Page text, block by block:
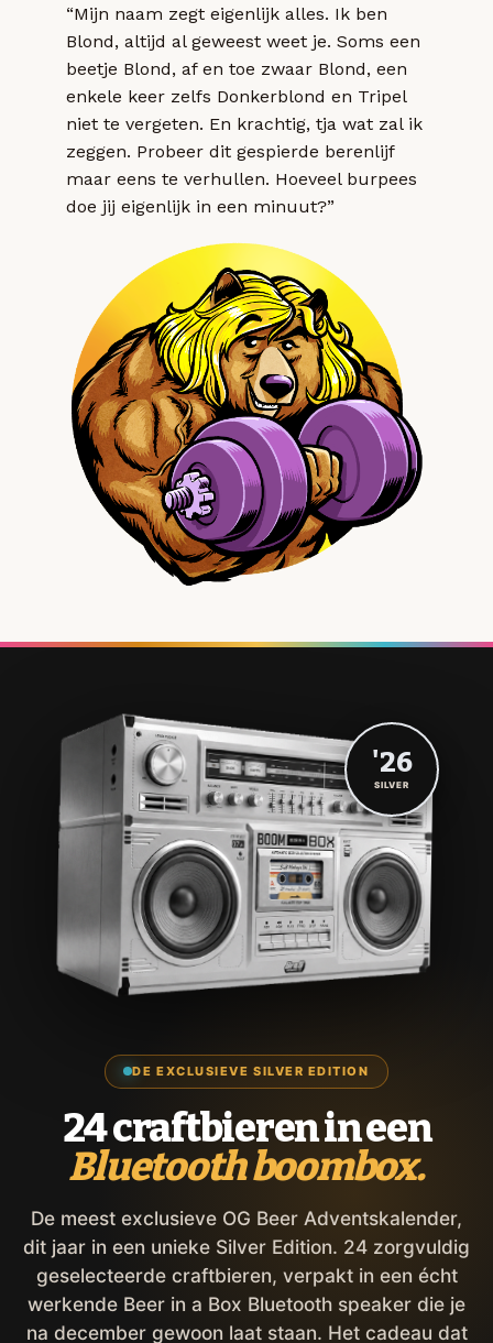
“Mijn naam zegt eigenlijk alles. Ik ben
Blond, altijd al geweest weet je. Soms een
beetje Blond, af en toe zwaar Blond, een
enkele keer zelfs Donkerblond en Tripel
niet te vergeten. En krachtig, tja wat zal ik
zeggen. Probeer dit gespierde berenlijf
maar eens te verhullen. Hoeveel burpees
doe jij eigenlijk in een minuut?”
DE EXCLUSIEVE SILVER EDITION
24 craftbieren in een
Bluetooth boombox.
De meest exclusieve OG Beer Adventskalender,
dit jaar in een unieke Silver Edition. 24 zorgvuldig
geselecteerde craftbieren, verpakt in een écht
werkende Beer in a Box Bluetooth speaker die je
na december gewoon laat staan. Het cadeau dat
'26
SILVER